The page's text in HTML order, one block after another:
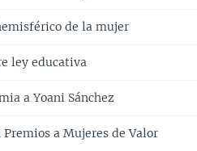
de la mujer
ley educativa
a Yoani Sánchez
Premios a Mujeres de Valor